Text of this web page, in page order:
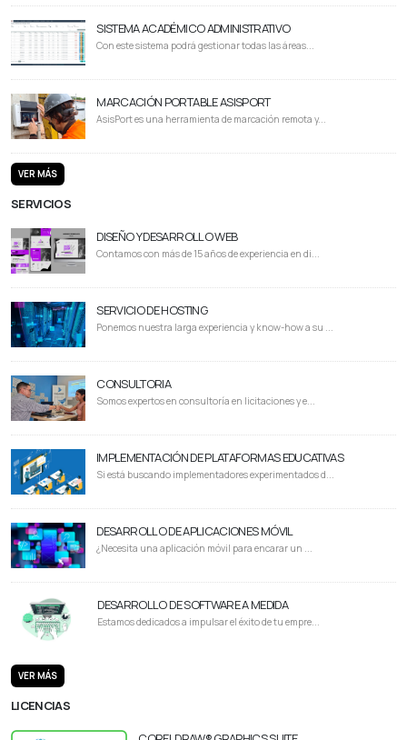
SISTEMA ACADÉMICO ADMINISTRATIVO
Con este sistema podrá gestionar todas las áreas...
MARCACIÓN PORTABLE ASISPORT
AsisPort es una herramienta de marcación remota y...
VER MÁS
SERVICIOS
DISEÑO Y DESARROLLO WEB
Contamos con más de 15 años de experiencia en di...
SERVICIO DE HOSTING
Ponemos nuestra larga experiencia y know-how a su ...
CONSULTORIA
Somos expertos en consultoría en licitaciones y e...
IMPLEMENTACIÓN DE PLATAFORMAS EDUCATIVAS
Si está buscando implementadores experimentados d...
DESARROLLO DE APLICACIONES MÓVIL
¿Necesita una aplicación móvil para encarar un ...
DESARROLLO DE SOFTWARE A MEDIDA
Estamos dedicados a impulsar el éxito de tu empre...
VER MÁS
LICENCIAS